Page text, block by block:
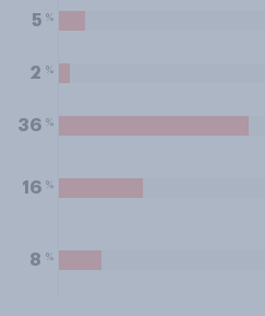
5 %
2 %
36 %
16 %
8 %